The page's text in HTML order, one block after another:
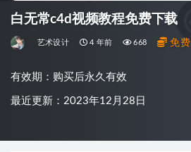
白无常c4d视频教程免费下载
艺术设计 4 年前 668 免费
有效期：购买后永久有效
最近更新：2023年12月28日